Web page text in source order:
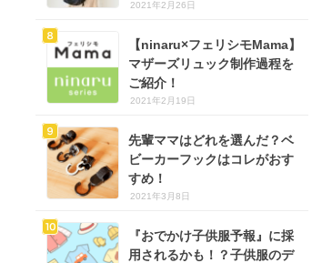
2021年2月26日
【ninaru×フェリシモMama】
マザーズリュック制作過程を
ご紹介！
2021年2月19日
先輩ママはどれを選んだ？ベ
ビーカーフックはコレがおす
すめ！
2021年3月8日
『おでかけ子供服予報』に採
用されるかも！？子供服のデ